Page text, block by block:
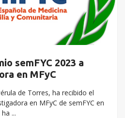
semFYC 2023 a
en MFyC
de Torres, ha recibido el
en MFyC de semFYC en
...